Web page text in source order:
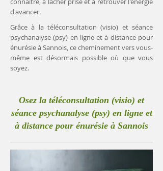
d'avancer.
Grâce à la téléconsultation (visio) et séance
psychanalyse (psy) en ligne et à distance pour
énurésie à Sannois, ce cheminement vers vous-
même est désormais possible où que vous
soyez.
Osez la téléconsultation (visio) et
séance psychanalyse (psy) en ligne et
à distance pour énurésie à Sannois